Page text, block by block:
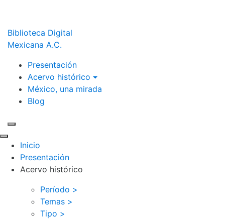
Biblioteca Digital
Mexicana A.C.
Presentación
Acervo histórico
México, una mirada
Blog
Inicio
Presentación
Acervo histórico
Período >
Temas >
Tipo >